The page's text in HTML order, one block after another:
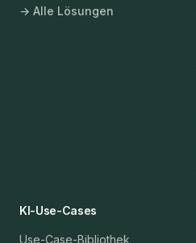
→ Alle Lösungen
KI-Use-Cases
Use-Case-Bibliothek